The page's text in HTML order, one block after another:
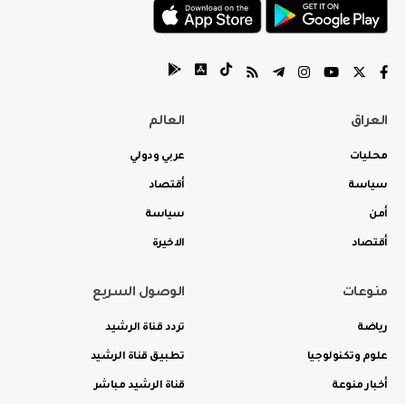
العراق
محليات
سياسة
أمن
أقتصاد
العالم
عربي ودولي
أقتصاد
سياسة
الاخيرة
منوعات
رياضة
علوم وتكنولوجيا
أخبار منوعة
الوصول السريع
تردد قناة الرشيد
تطبيق قناة الرشيد
قناة الرشيد مباشر